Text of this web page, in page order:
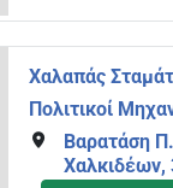
Χαλαπάς
Πολιτικοί
Βαρατάση
Χαλκιδέων,